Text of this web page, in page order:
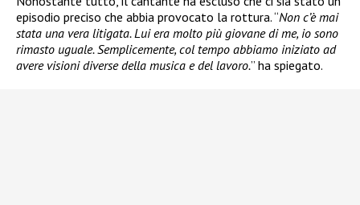
episodio preciso che abbia provocato la rottura. “Non c’è mai
stata una vera litigata. Lui era molto più giovane di me, io sono
rimasto uguale. Semplicemente, col tempo abbiamo iniziato ad
avere visioni diverse della musica e del lavoro.” ha spiegato.